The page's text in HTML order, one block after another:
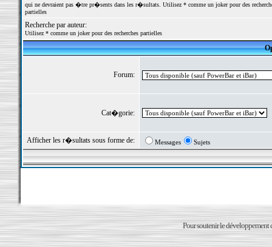
qui ne devraient pas �tre pr�sents dans les r�sultats. Utilisez * comme un joker pour des
partielles
Recherche par auteur:
Utilisez * comme un joker pour des recherches partielles
Forum:
Cat�gorie:
Afficher les r�sultats sous forme de: Messages Sujets
Pour soutenir le développement